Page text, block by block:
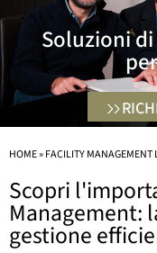
Soluzioni di
HOME»FACILITY MANAGEMENT
Scopri
Management:
gestione